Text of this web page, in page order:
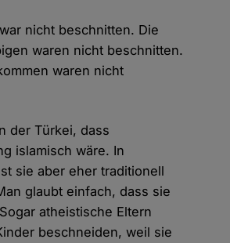
nicht beschnitten. Die
waren nicht beschnitten.
waren nicht
der Türkei, dass
islamisch wäre. In
sie aber eher traditionell
glaubt einfach, dass sie
atheistische Eltern
beschneiden, weil sie